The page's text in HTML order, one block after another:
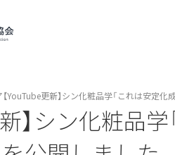
【YouTube更新】シン化粧品学「これは安定
新】シン化粧品